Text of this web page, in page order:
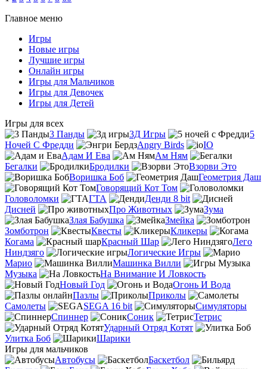
Главное меню
Игры
Новые игры
Лучшие игры
Онлайн игры
Игры для Мальчиков
Игры для Девочек
Игры для Детей
Игры для всех
3 Панды
3Д Игры
5
Ночей С Фредди
Angry Birds
IO
Адам И Ева
Ам Ням
Бегалки
Бродилки
Взорви Это
Воришка Боб
Геометрия Даш
Говорящий Кот Том
Головоломки
ГТА
Денди 8 bit
Дисней
Про Животных
Зума
Злая Бабушка
Змейка
Зомботрон
Квесты
Кликеры
Когама
Красный Шар
Лего
Ниндзяго
Логические Игры
Марио
Машинка Вилли
Музыка
На Внимание И Ловкость
Новый Год
Огонь И Вода
Пазлы
Приколы
Самолеты
SEGA 16 bit
Симуляторы
Спиннер
Соник
Тетрис
Ударный Отряд Котят
Улитка Боб
Шарики
Игры для мальчиков
Автобусы
Баскетбол